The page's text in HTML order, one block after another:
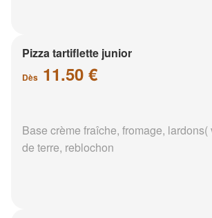
Pizza tartiflette junior
Dès 11.50 €
Base crème fraîche, fromage,
de terre, reblochon